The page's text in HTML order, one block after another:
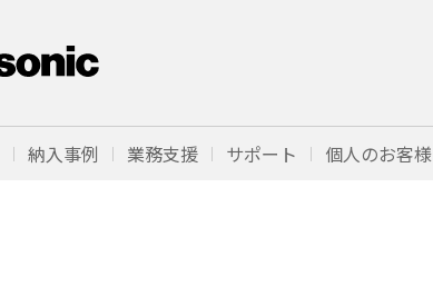
納入事例 業務支援 サポート 個人のお客様